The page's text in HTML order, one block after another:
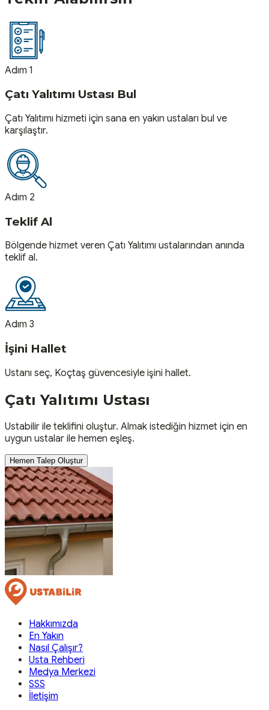
Adım 1
Çatı Yalıtımı Ustası Bul
Çatı Yalıtımı hizmeti için sana en yakın ustaları bul ve
karşılaştır.
Adım 2
Teklif Al
Bölgende hizmet veren Çatı Yalıtımı ustalarından anında
teklif al.
Adım 3
İşini Hallet
Ustanı seç, Koçtaş güvencesiyle işini hallet.
Çatı Yalıtımı Ustası
Ustabilir ile teklifini oluştur. Almak istediğin hizmet için en
uygun ustalar ile hemen eşleş.
Hemen Talep Oluştur
Hakkımızda
En Yakın
Nasıl Çalışır?
Usta Rehberi
Medya Merkezi
SSS
İletişim